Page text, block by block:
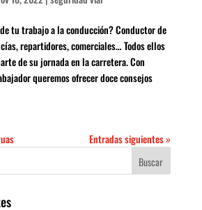
tu trabajo a la conducción? Conductor de
repartidores, comerciales… Todos ellos
de su jornada en la carretera. Con
queremos ofrecer doce consejos
Entradas siguientes »